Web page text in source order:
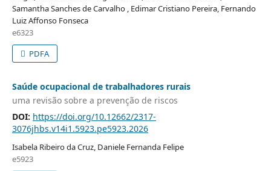
Samantha Sanches de Carvalho , Edimar Cristiano Pereira, Fernando
Luiz Affonso Fonseca
e6323
PDFA
Saúde ocupacional de trabalhadores rurais
uma revisão sobre a prevenção de riscos
DOI: https://doi.org/10.12662/2317-
3076jhbs.v14i1.5923.pe5923.2026
Isabela Ribeiro da Cruz, Daniele Fernanda Felipe
e5923